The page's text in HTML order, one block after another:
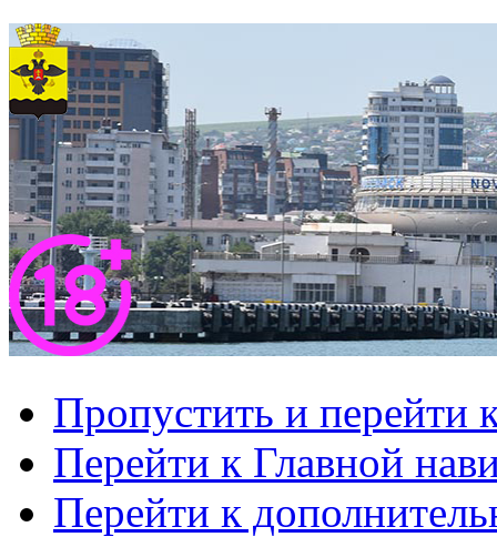
Пропустить и перейти
Перейти к Главной
Перейти к